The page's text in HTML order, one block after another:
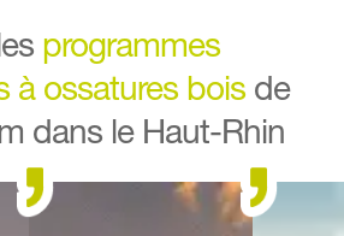
programmes
à ossatures bois de
dans le Haut-Rhin